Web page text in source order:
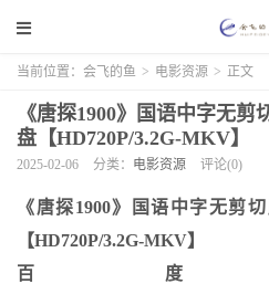
当前位置： 会飞的鱼 > 电影资源 > 正文
《唐探1900》国语中字无
盘【HD720P/3.2G-MKV】
2025-02-06 分类： 电影资源 评论(0)
《唐探1900》国语中字无剪
【HD720P/3.2G-MKV】
百度